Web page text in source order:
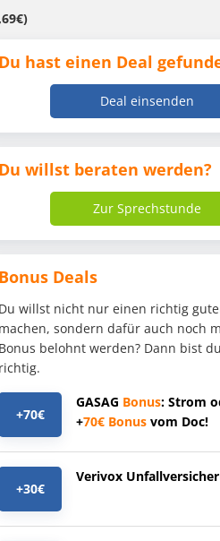
Du hast einen Deal
Deal einsenden
Du willst beraten werden?
Zur Sprechstunde
Bonus Deals
Du willst nicht nur einen richtig
machen, sondern dafür auch noch
Bonus belohnt werden? Dann bist
richtig.
+70€
GASAG Bonus: Strom
+70€ Bonus vom Doc!
+30€
Verivox